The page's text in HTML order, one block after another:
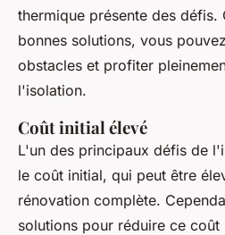
thermique présente des défis.
bonnes solutions, vous
obstacles et profiter
l'isolation.
Coût initial élevé
L'un des principaux défis de
le coût initial, qui peut être
rénovation complète.
solutions pour réduire ce coût